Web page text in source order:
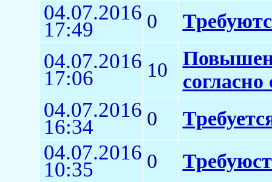
04.07.2016
17:49 0
04.07.2016
17:06 10
04.07.2016
16:34 0
04.07.2016
10:35 0